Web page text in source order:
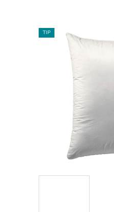
TIP